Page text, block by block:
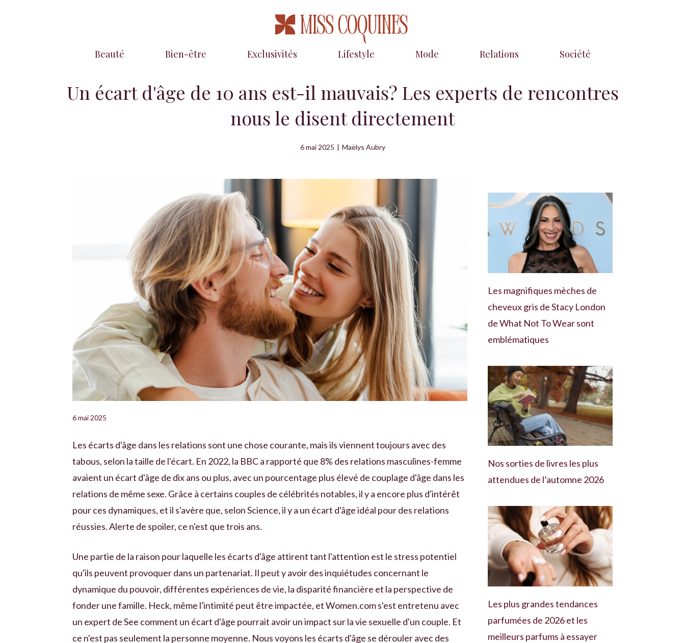
Beauté Bien-être Exclusivités Lifestyle Mode Relations Société
Un écart d'âge de 10 ans est-il mauvais? Les experts de rencontres
nous le disent directement
6 mai 2025 | Maëlys Aubry
6 mai 2025
Les écarts d'âge dans les relations sont une chose courante, mais ils viennent toujours avec des
tabous, selon la taille de l'écart. En 2022, la BBC a rapporté que 8% des relations masculines-femme
avaient un écart d'âge de dix ans ou plus, avec un pourcentage plus élevé de couplage d'âge dans les
relations de même sexe. Grâce à certains couples de célébrités notables, il y a encore plus d'intérêt
pour ces dynamiques, et il s'avère que, selon Science, il y a un écart d'âge idéal pour des relations
réussies. Alerte de spoiler, ce n'est que trois ans.
Une partie de la raison pour laquelle les écarts d'âge attirent tant l'attention est le stress potentiel
qu'ils peuvent provoquer dans un partenariat. Il peut y avoir des inquiétudes concernant le
dynamique du pouvoir, différentes expériences de vie, la disparité financière et la perspective de
fonder une famille. Heck, même l'intimité peut être impactée, et Women.com s'est entretenu avec
un expert de See comment un écart d'âge pourrait avoir un impact sur la vie sexuelle d'un couple. Et
ce n'est pas seulement la personne moyenne. Nous voyons les écarts d'âge se dérouler avec des
Les magnifiques mèches de
cheveux gris de Stacy London
de What Not To Wear sont
emblématiques
Nos sorties de livres les plus
attendues de l’automne 2026
Les plus grandes tendances
parfumées de 2026 et les
meilleurs parfums à essayer